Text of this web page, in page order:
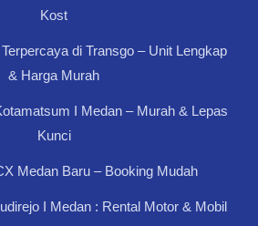
Kost
di Transgo – Unit Lengkap
& Harga Murah
I Medan – Murah & Lepas
Kunci
Medan Baru – Booking Mudah
I Medan : Rental Motor & Mobil